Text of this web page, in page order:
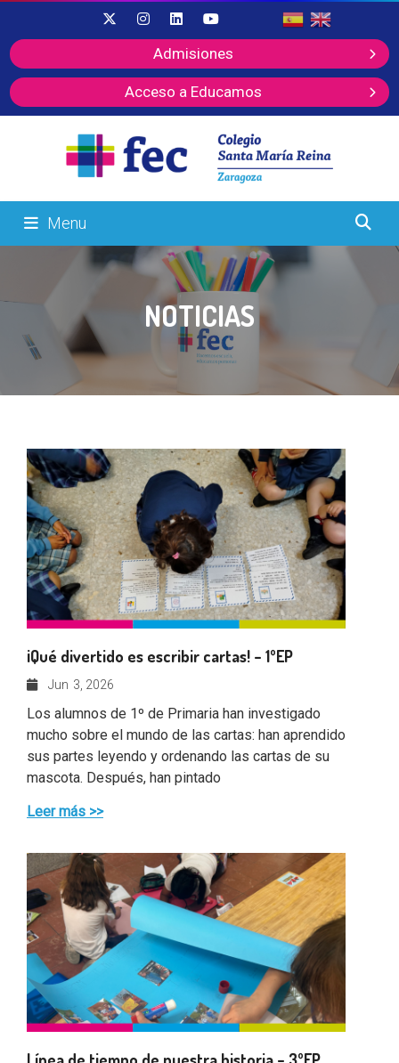
Admisiones
Acceso a Educamos
Menu
NOTICIAS
¡Qué divertido es escribir cartas! – 1ºEP
Jun 3, 2026
Los alumnos de 1º de Primaria han investigado
mucho sobre el mundo de las cartas: han aprendido
sus partes leyendo y ordenando las cartas de su
mascota. Después, han pintado
Leer más >>